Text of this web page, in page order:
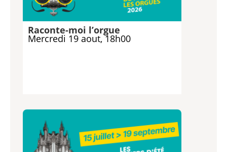
Raconte-moi l’orgue
Mercredi 19 aout, 18h00